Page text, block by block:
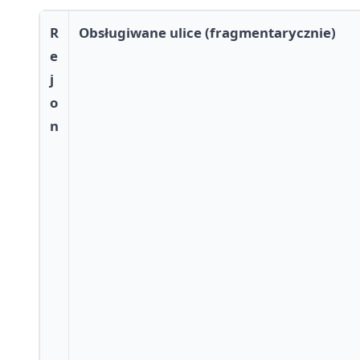
R
e
j
o
n
Obsługiwane ulice (fragmentarycznie)